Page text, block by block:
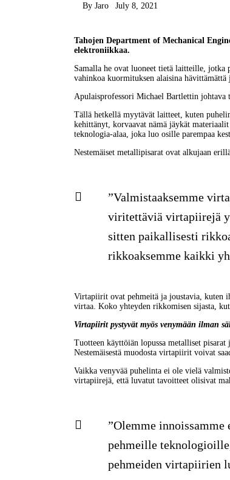
By Jaro July 8, 2021
Tahojen Department of Mechanical
elektroniikkaa.
Samalla he ovat luoneet tietä laitteille, jotka
vahinkoa kuormituksen alaisina
Apulaisprofessori Michael Bartlettin johtava
Tällä hetkellä myytävät laitteet, kuten
kehittänyt, korvaavat nämä jäykät
teknologia-alaa, joka luo osille parempaa
Nestemäiset metallipisarat ovat alkujaan
”Valmistaaksemme
viritettäviä virtapiirejä
sitten paikallisesti
rikkoaksemme kaikki
Virtapiirit ovat pehmeitä ja joustavia, kuten
virtaa. Koko yhteyden rikkomisen sijasta,
Virtapiirit pystyvät myös venymään ilman
Tuotteen käyttöiän lopussa metalliset pisarat
Nestemäisestä muodosta virtapiirit voivat
Vaikka venyvää puhelinta ei ole vielä
virtapiirejä, että luvatut tavoitteet olisivat
”Olemme
pehmeille
pehmeiden virtapiirien